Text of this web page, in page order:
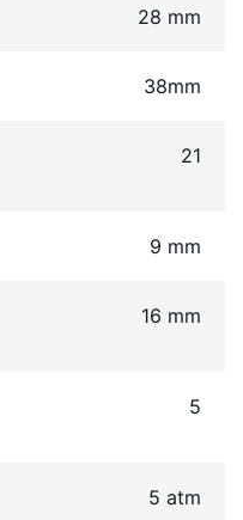
28 mm
38mm
21
9 mm
16 mm
5
5 atm